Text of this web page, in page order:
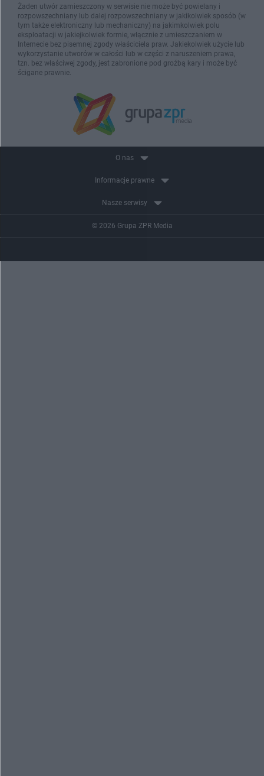
Żaden utwór zamieszczony w serwisie nie może być powielany i
rozpowszechniany lub dalej rozpowszechniany w jakikolwiek sposób (w
tym także elektroniczny lub mechaniczny) na jakimkolwiek polu
eksploatacji w jakiejkolwiek formie, włącznie z umieszczaniem w
Internecie bez pisemnej zgody właściciela praw. Jakiekolwiek użycie lub
wykorzystanie utworów w całości lub w części z naruszeniem prawa,
tzn. bez właściwej zgody, jest zabronione pod groźbą kary i może być
ścigane prawnie.
O nas
Informacje prawne
Nasze serwisy
© 2026 Grupa ZPR Media